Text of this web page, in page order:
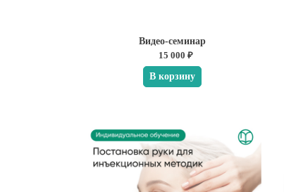
Видео-семинар
15 000 ₽
В корзину